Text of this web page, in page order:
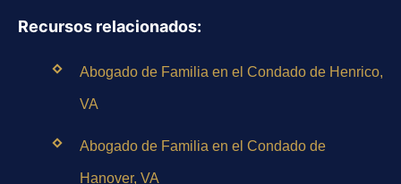
Recursos relacionados:
Abogado de Familia en el Condado de Henrico,
VA
Abogado de Familia en el Condado de
Hanover, VA